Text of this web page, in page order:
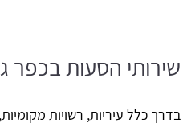
שירותי הסעות בכפר
בדרך כלל עיריות, רשויות